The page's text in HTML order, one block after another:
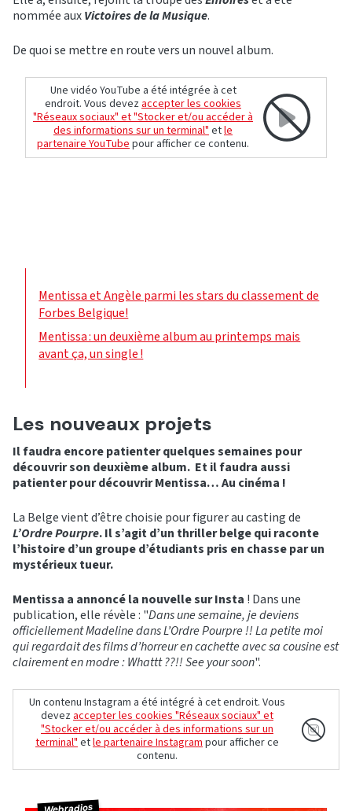
nommée auxVictoires de la Musique.
De quoi se mettre en route vers un nouvel album.
Une vidéo YouTube a été intégrée à cet
endroit. Vous devezaccepter les cookies
"Réseaux sociaux" et "Stocker et/ou accéder à
des informations sur un terminal"etle
partenaire YouTubepour afficher ce contenu.
Mentissa et Angèle parmi les stars du classement de
Forbes Belgique!
Mentissa : un deuxième album au printemps mais
avant ça, un single !
Les nouveaux projets
Il faudra encore patienter quelques semaines pour
découvrir son deuxième album. Et il faudra aussi
patienter pour découvrir Mentissa… Au cinéma !
La Belge vient d’être choisie pour figurer au casting de
L’Ordre Pourpre. Il s’agit d’un thriller belge qui raconte
l’histoire d’un groupe d’étudiants pris en chasse par un
mystérieux tueur.
Mentissa a annoncé la nouvelle sur Insta ! Dans une
publication, elle révèle : "Dans une semaine, je deviens
officiellement Madeline dans L’Ordre Pourpre !! La petite moi
qui regardait des films d’horreur en cachette avec sa cousine est
clairement en modre : Whattt ??!! See your soon".
Un contenu Instagram a été intégré à cet endroit. Vous
devezaccepter les cookies "Réseaux sociaux" et
"Stocker et/ou accéder à des informations sur un
terminal"etle partenaire Instagrampour afficher ce
contenu.